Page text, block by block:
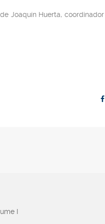
Joaquín Huerta, coordinador
I